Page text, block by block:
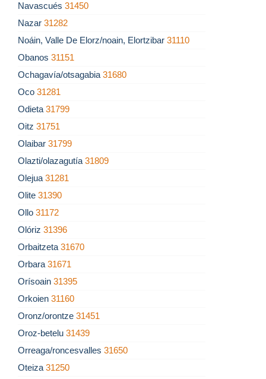
Navascués 31450
Nazar 31282
Noáin, Valle De Elorz/noain, Elortzibar 31110
Obanos 31151
Ochagavía/otsagabia 31680
Oco 31281
Odieta 31799
Oitz 31751
Olaibar 31799
Olazti/olazagutía 31809
Olejua 31281
Olite 31390
Ollo 31172
Olóriz 31396
Orbaitzeta 31670
Orbara 31671
Orísoain 31395
Orkoien 31160
Oronz/orontze 31451
Oroz-betelu 31439
Orreaga/roncesvalles 31650
Oteiza 31250